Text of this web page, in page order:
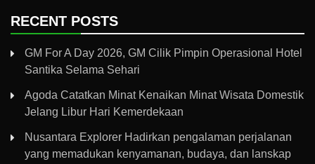
RECENT POSTS
GM For A Day 2026, GM Cilik Pimpin Operasional Hotel
Santika Selama Sehari
Agoda Catatkan Minat Kenaikan Minat Wisata Domestik
Jelang Libur Hari Kemerdekaan
Nusantara Explorer Hadirkan pengalaman perjalanan
yang memadukan kenyamanan, budaya, dan lanskap